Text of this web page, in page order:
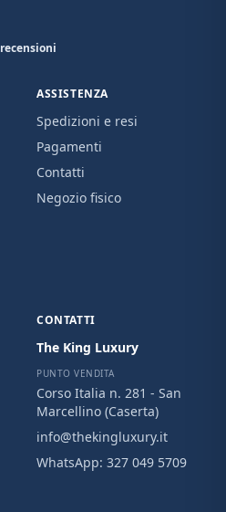
recensioni
ASSISTENZA
Spedizioni e resi
Pagamenti
Contatti
Negozio fisico
CONTATTI
The King Luxury
PUNTO VENDITA
Corso Italia n. 281 - San
Marcellino (Caserta)
info@thekingluxury.it
WhatsApp: 327 049 5709